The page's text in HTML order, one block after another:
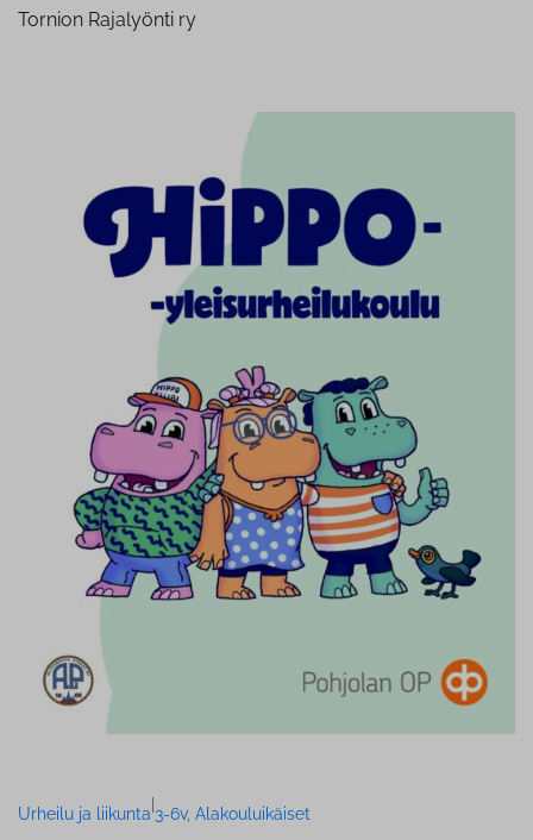
Tornion Rajalyönti ry
Urheilu ja liikunta 3-6v, Alakouluikäiset